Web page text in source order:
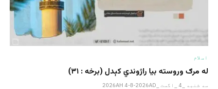
اسلام
له مرګ وروسته بیا راژوندي کېدل (برخه : ۳۱)
سه شنبه _4 _اگست _2026AH 4-8-2026AD